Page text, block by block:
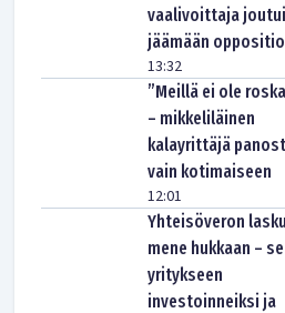
vaalivoittaja joutui
jäämään
13:32
”Meillä ei ole
– mikkeliläinen
kalayrittäjä
vain kotimaiseen
12:01
Yhteisöveron
mene hukkaan –
yritykseen
investoinneiksi ja